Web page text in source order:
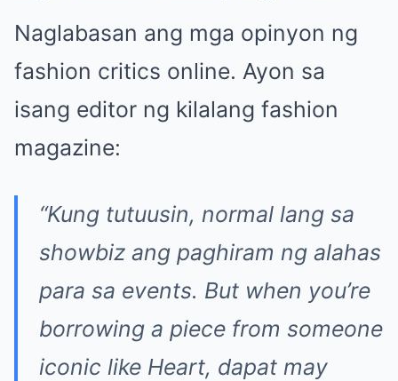
Naglabasan ang mga opinyon ng
fashion critics online. Ayon sa
isang editor ng kilalang fashion
magazine:
“Kung tutuusin, normal lang sa
showbiz ang paghiram ng alahas
para sa events. But when you’re
borrowing a piece from someone
iconic like Heart, dapat may